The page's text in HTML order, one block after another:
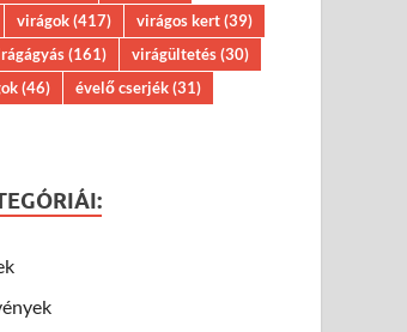
virágok(417) virágos kert(39)
(161) virágültetés(30)
(46) évelő cserjék(31)